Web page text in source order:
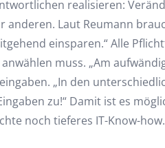
realisieren:
Laut Reumann
einsparen.“ Alle
muss. „Am
„In den
zu!“ Damit ist es
noch tieferes IT-Know-